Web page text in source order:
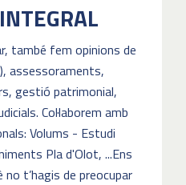
també fem opinions de
assessoraments,
gestió patrimonial,
Col·laborem amb
Volums - Estudi
Pla d'Olot, ...Ens
t’hagis de preocupar